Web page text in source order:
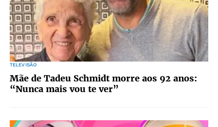
TELEVISÃO
Mãe de Tadeu Schmidt morre aos 92 anos:
“Nunca mais vou te ver”